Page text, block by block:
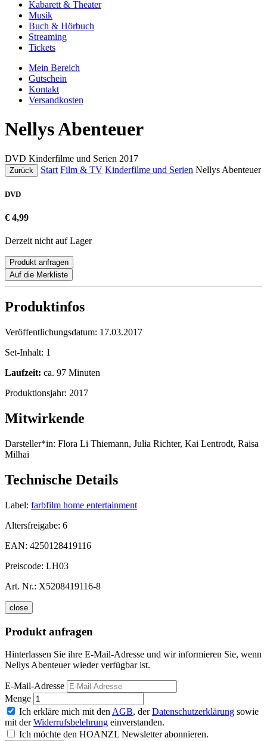
Kabarett & Theater
Musik
Buch & Hörbuch
Streaming
Tickets
Mein Bereich
Gutschein
Kontakt
Versandkosten
Nellys Abenteuer
DVD Kinderfilme und Serien 2017
Zurück Start Film & TV Kinderfilme und Serien Nellys Abenteuer
DVD
€ 4,99
Derzeit nicht auf Lager
Produkt anfragen
Auf die Merkliste
Produktinfos
Veröffentlichungsdatum: 17.03.2017
Set-Inhalt: 1
Laufzeit: ca. 97 Minuten
Produktionsjahr: 2017
Mitwirkende
Darsteller*in: Flora Li Thiemann, Julia Richter, Kai Lentrodt, Raisa
Milhai
Technische Details
Label: farbfilm home entertainment
Altersfreigabe: 6
EAN: 4250128419116
Preiscode: LH03
Art. Nr.: X5208419116-8
close
Produkt anfragen
Hinterlassen Sie ihre E-Mail-Adresse und wir informieren Sie, wenn
Nellys Abenteuer wieder verfügbar ist.
E-Mail-Adresse
Menge
Ich erkläre mich mit den AGB, derDatenschutzerklärung sowie
mit derWiderrufsbelehrung einverstanden.
Ich möchte den HOANZL Newsletter abonnieren.